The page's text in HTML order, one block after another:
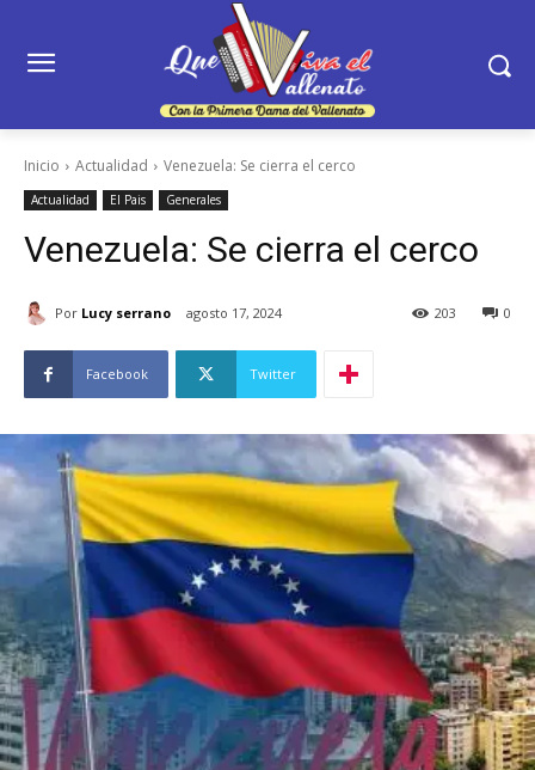
Inicio Actualidad Venezuela: Se cierra el cerco
Actualidad El Pais Generales
Venezuela: Se cierra el cerco
Por Lucy serrano agosto 17, 2024 0
203
Facebook Twitter